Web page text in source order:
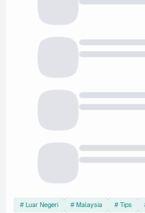
Luar Negeri Malaysia Tips